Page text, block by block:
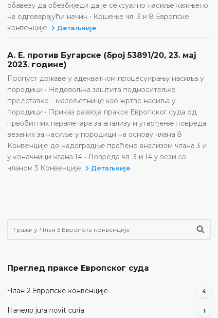
обавезу да обезбиједи да је сексуално насиље кажњено
на одговарајући начин • Кршење чл. 3 и 8 Европске
конвенције
Детаљније
A. Е. против Бугарске (број 53891/20, 23. мај
2023. године)
Пропуст државе у адекватном процесуирању насиља у
породици • Недовољна заштита подноситељке
представке – малољетнице као жртве насиља у
породици • Приказ развоја праксе Европског суда од
првобитних параметара за анализу и утврђење повреда
везаних за насиље у породици на основу члана 8
Конвенције до надоградње праћене анализом члана 3 и
у коначници члана 14 • Повреда чл. 3 и 14 у вези са
чланом 3 Конвенције
Детаљније
Преглед праксе Европског суда
Члан 2 Европске конвенције 4
Начело jura novit curia 1